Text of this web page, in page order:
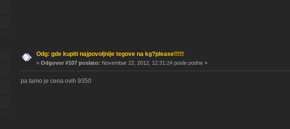
Odg: gde kupiti najpovoljnije tegove na kg?please!!!!!
« Odgovor #107 poslato: Novembar 22, 2012, 12:31:24 posle podne »
pa tamo je cena ovih 9350